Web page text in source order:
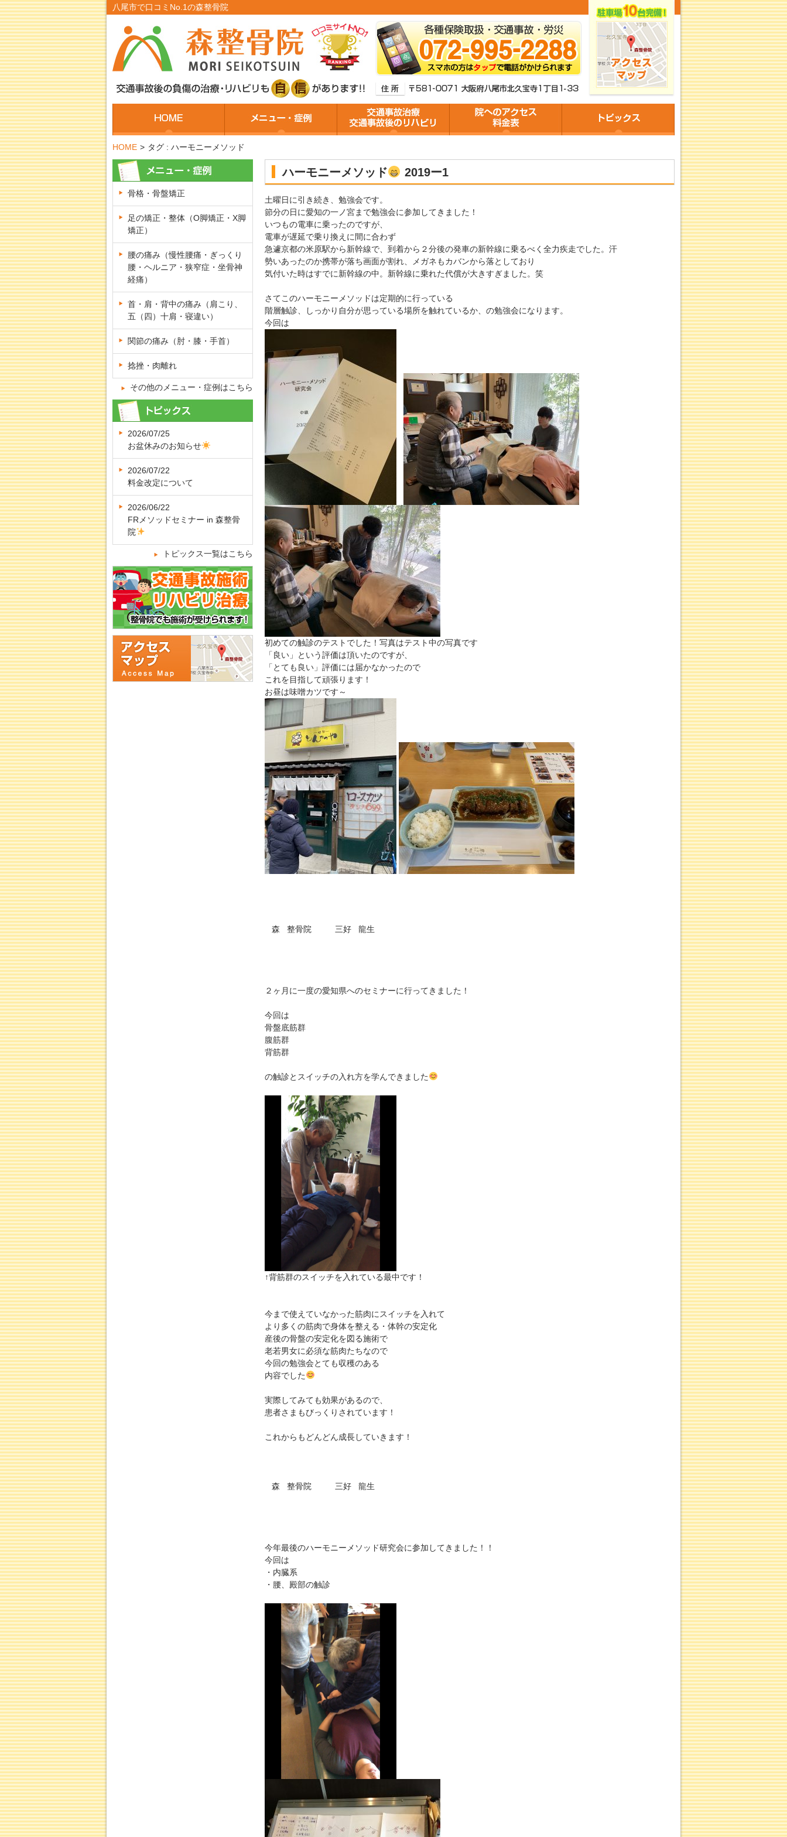
八尾市で口コミNo.1の森整骨院
HOME > タグ : ハーモニーメソッド
ハーモニーメソッド 2019ー1
土曜日に引き続き、勉強会です。
節分の日に愛知の一ノ宮まで勉強会に参加してきました！
いつもの電車に乗ったのですが、
電車が遅延で乗り換えに間に合わず
急遽京都の米原駅から新幹線で、到着から２分後の発車の新幹線に乗るべく全力疾走でした。汗
勢いあったのか携帯が落ち画面が割れ、メガネもカバンから落としており
気付いた時はすでに新幹線の中。新幹線に乗れた代償が大きすぎました。笑
さてこのハーモニーメソッドは定期的に行っている
階層触診、しっかり自分が思っている場所を触れているか、の勉強会になります。
今回は
初めての触診のテストでした！写真はテスト中の写真です
「良い」という評価は頂いたのですが、
「とても良い」評価には届かなかったので
これを目指して頑張ります！
お昼は味噌カツです～
森 整骨院 三好 龍生
２ヶ月に一度の愛知県へのセミナーに行ってきました！
今回は
骨盤底筋群
腹筋群
背筋群
の触診とスイッチの入れ方を学んできました
↑背筋群のスイッチを入れている最中です！
今まで使えていなかった筋肉にスイッチを入れて
より多くの筋肉で身体を整える・体幹の安定化
産後の骨盤の安定化を図る施術で
老若男女に必須な筋肉たちなので
今回の勉強会とても収穫のある
内容でした
実際してみても効果があるので、
患者さまもびっくりされています！
これからもどんどん成長していきます！
森 整骨院 三好 龍生
今年最後のハーモニーメソッド研究会に参加してきました！！
今回は
・内臓系
・腰、殿部の触診
骨格・骨盤矯正
足の矯正・整体（O脚矯正・X脚
矯正）
腰の痛み（慢性腰痛・ぎっくり
腰・ヘルニア・狭窄症・坐骨神
経痛）
首・肩・背中の痛み（肩こり、
五（四）十肩・寝違い）
関節の痛み（肘・膝・手首）
捻挫・肉離れ
その他のメニュー・症例はこちら
2026/07/25
お盆休みのお知らせ
2026/07/22
料金改定について
2026/06/22
FRメソッドセミナー in 森整骨
院
トピックス一覧はこちら